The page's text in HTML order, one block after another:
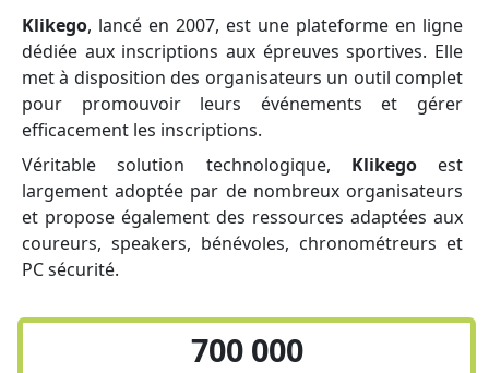
Klikego, lancé en 2007, est une plateforme en ligne
dédiée aux inscriptions aux épreuves sportives. Elle
met à disposition des organisateurs un outil complet
pour promouvoir leurs événements et gérer
efficacement les inscriptions.
Véritable solution technologique, Klikegoest
largement adoptée par de nombreux organisateurs
et propose également des ressources adaptées aux
coureurs, speakers, bénévoles, chronométreurs et
PC sécurité.
700 000